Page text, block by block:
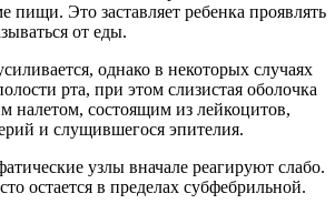
пищи. Это заставляет ребенка проявлять
от еды.
однако в некоторых случаях
рта, при этом слизистая оболочка
налетом, состоящим из лейкоцитов,
и слущившегося эпителия.
узлы вначале реагируют слабо.
остается в пределах субфебрильной.